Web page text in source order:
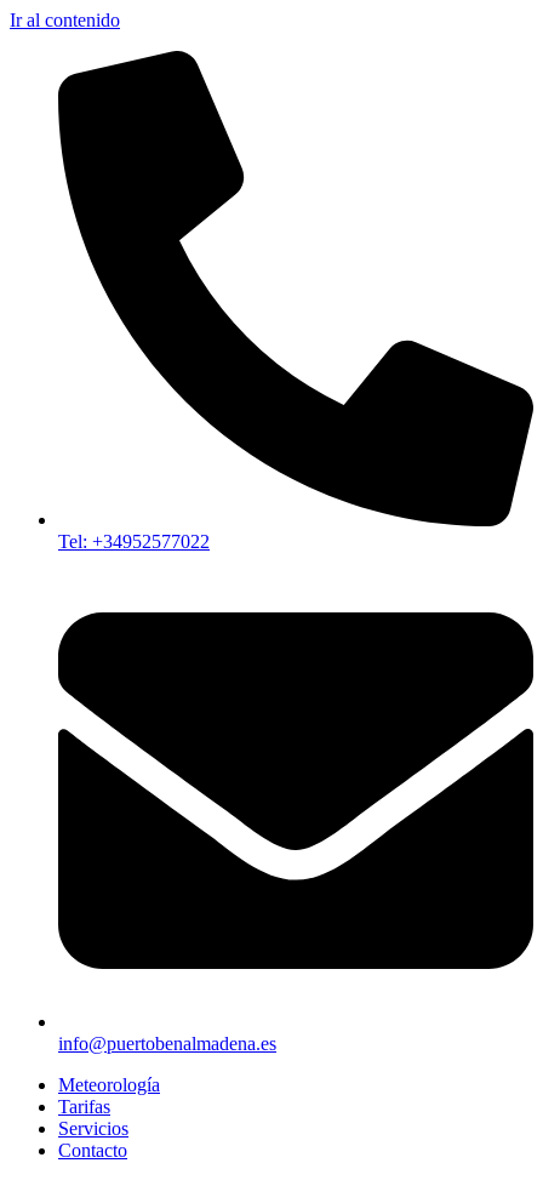
Ir al contenido
Tel: +34952577022
info@puertobenalmadena.es
Meteorología
Tarifas
Servicios
Contacto